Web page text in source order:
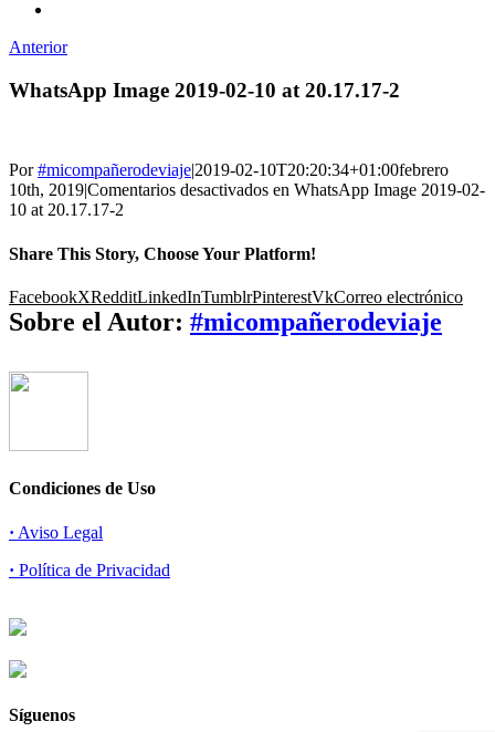
Anterior
WhatsApp Image 2019-02-10 at 20.17.17-2
Por#micompañerodeviaje|2019-02-10T20:20:34+01:00febrero
10th, 2019|Comentarios desactivados en WhatsApp Image 2019-02-
10 at 20.17.17-2
Share This Story, Choose Your Platform!
FacebookXRedditLinkedInTumblrPinterestVkCorreo electrónico
Sobre el Autor: #micompañerodeviaje
Condiciones de Uso
· Aviso Legal
· Política de Privacidad
Síguenos